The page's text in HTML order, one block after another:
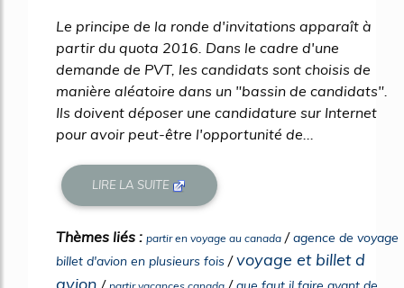
Le principe de la ronde d'invitations apparaît à
partir du quota 2016. Dans le cadre d'une
demande de PVT, les candidats sont choisis de
manière aléatoire dans un "bassin de candidats".
Ils doivent déposer une candidature sur Internet
pour avoir peut-être l'opportunité de...
LIRE LA SUITE
Thèmes liés : partir en voyage au canada /agence de voyage
billet d'avion en plusieurs fois /voyage et billet d
avion / /